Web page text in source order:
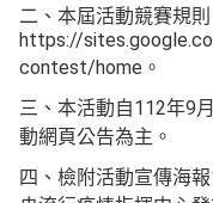
二、本屆活動競賽規
https://
contest/home。
三、本活動自112年9
動網頁公告為主。
四、檢附活動宣傳海